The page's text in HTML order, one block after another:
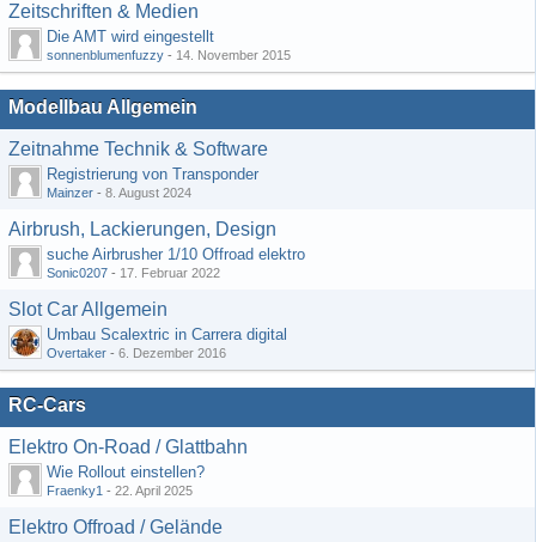
Zeitschriften & Medien
Die AMT wird eingestellt
sonnenblumenfuzzy - 14. November 2015
Modellbau Allgemein
Zeitnahme Technik & Software
Registrierung von Transponder
Mainzer - 8. August 2024
Airbrush, Lackierungen, Design
suche Airbrusher 1/10 Offroad elektro
Sonic0207 - 17. Februar 2022
Slot Car Allgemein
Umbau Scalextric in Carrera digital
Overtaker - 6. Dezember 2016
RC-Cars
Elektro On-Road / Glattbahn
Wie Rollout einstellen?
Fraenky1 - 22. April 2025
Elektro Offroad / Gelände